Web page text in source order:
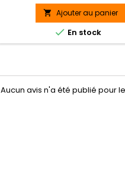
 Ajouter au panier
 En stock
Aucun avis n'a été publié pour